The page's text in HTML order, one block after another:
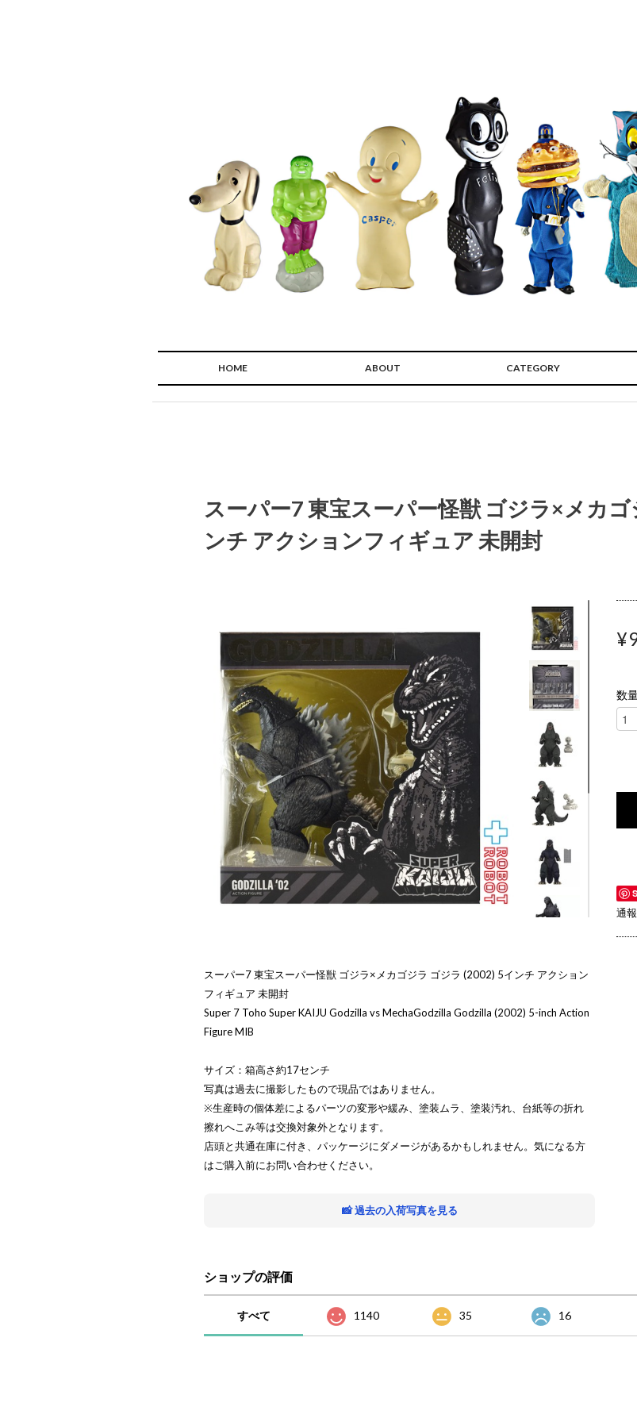
HOME ABOUT CATEGORY
スーパー7 東宝スーパー怪獣 ゴジラ×メカ
ンチ アクションフィギュア 未開封
スーパー7 東宝スーパー怪獣 ゴジラ×メカゴジラ ゴジラ (2002) 5インチ アクション
フィギュア 未開封
Super 7 Toho Super KAIJU Godzilla vs MechaGodzilla Godzilla (2002) 5-inch Action
Figure MIB
サイズ：箱高さ約17センチ
写真は過去に撮影したもので現品ではありません。
※生産時の個体差によるパーツの変形や緩み、塗装ムラ、塗装汚れ、台紙等の折れ
擦れへこみ等は交換対象外となります。
店頭と共通在庫に付き、パッケージにダメージがあるかもしれません。気になる方
はご購入前にお問い合わせください。
📸 過去の入荷写真を見る
数
通
ショップの評価
すべて 1140 35 16